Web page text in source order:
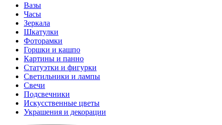
Вазы
Часы
Зеркала
Шкатулки
Фоторамки
Горшки и кашпо
Картины и панно
Статуэтки и фигурки
Светильники и лампы
Свечи
Подсвечники
Искусственные цветы
Украшения и декорации